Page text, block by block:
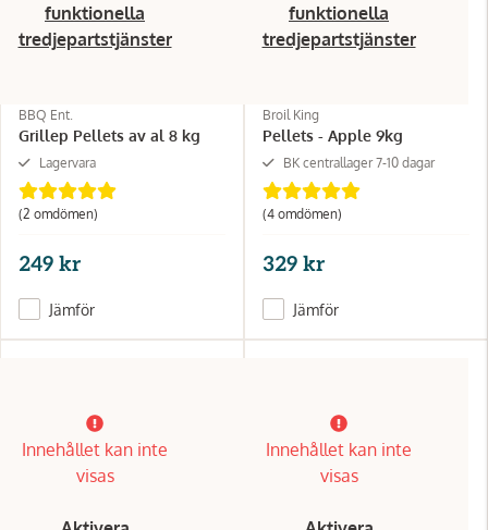
funktionella
tredjepartstjänster
BBQ Ent.
Grillep Pellets av al 8 kg
Lagervara
(2 omdömen)
249 kr
Jämför
funktionella
tredjepartstjänster
Broil King
Pellets - Apple 9kg
BK centrallager 7-10 dagar
(4 omdömen)
329 kr
Jämför
Innehållet kan inte
visas
Innehållet kan inte
visas